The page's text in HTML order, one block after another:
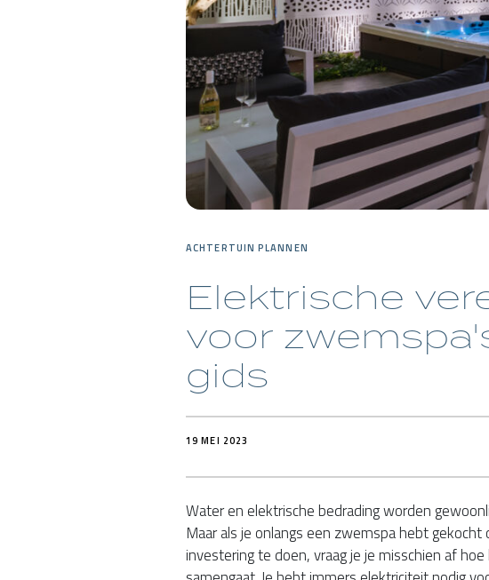
ACHTERTUIN PLANNEN
Elektrische
voor
gids
19 MEI 2023
Water en elektrische bedrading worden
Maar als je onlangs een zwemspa hebt
investering te doen, vraag je je misschien af